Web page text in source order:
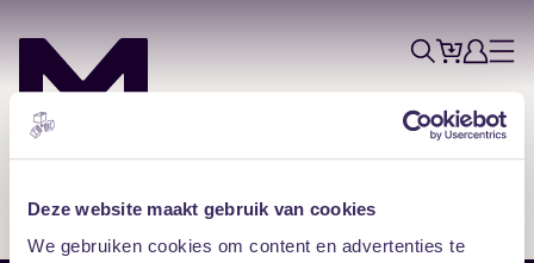
Deze website maakt gebruik van cookies
We gebruiken cookies om content en advertenties te
ZoekTicketsAccount
Menu